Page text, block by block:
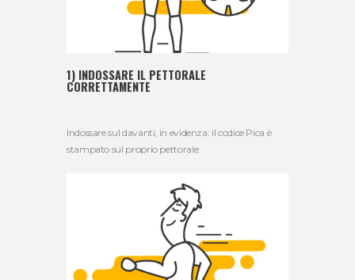
1) INDOSSARE IL PETTORALE
CORRETTAMENTE
Indossare sul davanti, in evidenza: il codice Pica è
stampato sul proprio pettorale.